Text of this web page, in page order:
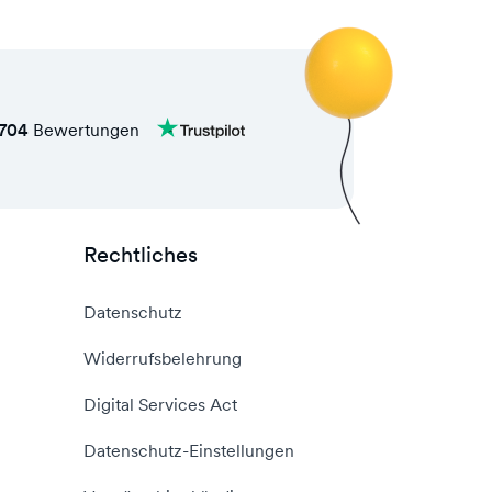
Bewertungen
Rechtliches
Datenschutz
Widerrufsbelehrung
Digital Services Act
Datenschutz-Einstellungen